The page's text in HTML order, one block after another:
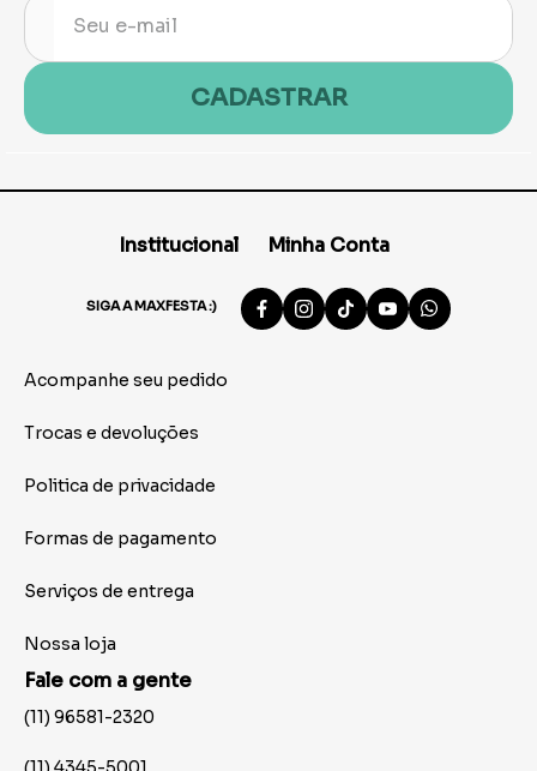
CADASTRAR
Institucional Minha Conta
SIGA A MAXFESTA :)
Acompanhe seu pedido
Trocas e devoluções
Politica de privacidade
Formas de pagamento
Serviços de entrega
Nossa loja
Fale com a gente
(11) 96581-2320